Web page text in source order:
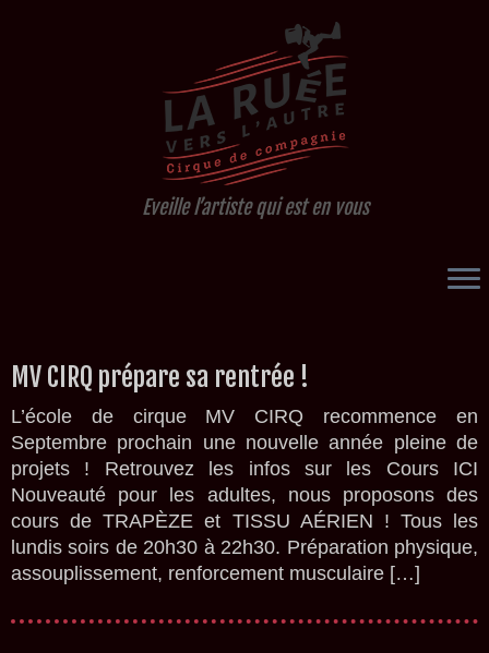
au
contenu
Eveille l’artiste qui est en vous
MV CIRQ prépare sa rentrée !
L’école de cirque MV CIRQ recommence en
Septembre prochain une nouvelle année pleine de
projets ! Retrouvez les infos sur les Cours ICI
Nouveauté pour les adultes, nous proposons des
cours de TRAPÈZE et TISSU AÉRIEN ! Tous les
lundis soirs de 20h30 à 22h30. Préparation physique,
assouplissement, renforcement musculaire […]